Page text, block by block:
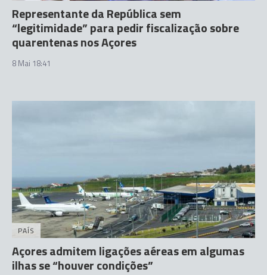
Representante da República sem
“legitimidade” para pedir fiscalização sobre
quarentenas nos Açores
8 Mai 18:41
PAÍS
Açores admitem ligações aéreas em algumas
ilhas se “houver condições”